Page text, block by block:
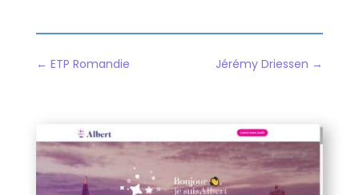
← ETP Romandie Jérémy Driessen →